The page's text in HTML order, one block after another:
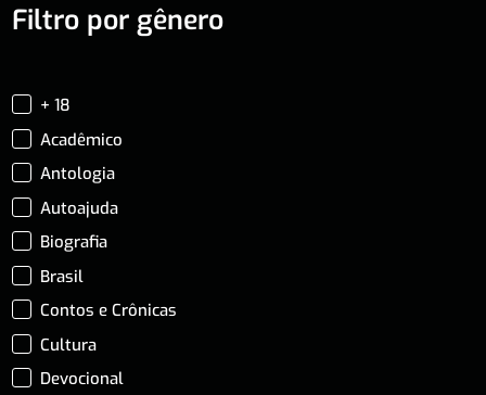
Filtro por gênero
+ 18
Acadêmico
Antologia
Autoajuda
Biografia
Brasil
Contos e Crônicas
Cultura
Devocional